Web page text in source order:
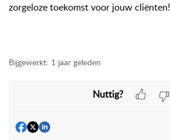
zorgeloze toekomst voor jouw cliënten!
Bijgewerkt: 1 jaar geleden
Nuttig?